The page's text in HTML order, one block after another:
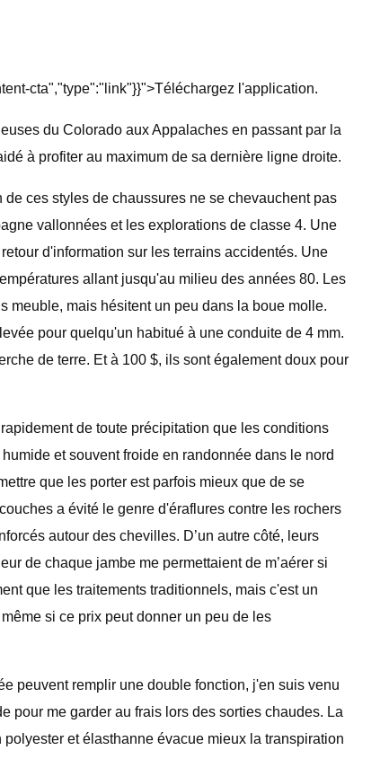
cta","type":"link"}}">Téléchargez l'application.
du Colorado aux Appalaches en passant par la
à profiter au maximum de sa dernière ligne droite.
ces styles de chaussures ne se chevauchent pas
vallonnées et les explorations de classe 4. Une
d'information sur les terrains accidentés. Une
allant jusqu'au milieu des années 80. Les
meuble, mais hésitent un peu dans la boue molle.
pour quelqu'un habitué à une conduite de 4 mm.
de terre. Et à 100 $, ils sont également doux pour
de toute précipitation que les conditions
et souvent froide en randonnée dans le nord
que les porter est parfois mieux que de se
a évité le genre d'éraflures contre les rochers
autour des chevilles. D’un autre côté, leurs
de chaque jambe me permettaient de m’aérer si
que les traitements traditionnels, mais c'est un
si ce prix peut donner un peu de les
peuvent remplir une double fonction, j'en suis venu
pour me garder au frais lors des sorties chaudes. La
et élasthanne évacue mieux la transpiration